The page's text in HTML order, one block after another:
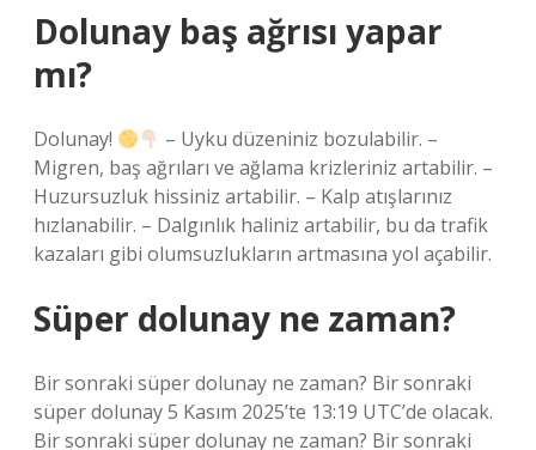
Dolunay baş ağrısı yapar
mı?
Dolunay!
– Uyku düzeniniz bozulabilir. –
Migren, baş ağrıları ve ağlama krizleriniz artabilir. –
Huzursuzluk hissiniz artabilir. – Kalp atışlarınız
hızlanabilir. – Dalgınlık haliniz artabilir, bu da trafik
kazaları gibi olumsuzlukların artmasına yol açabilir.
Süper dolunay ne zaman?
Bir sonraki süper dolunay ne zaman? Bir sonraki
süper dolunay 5 Kasım 2025’te 13:19 UTC’de olacak.
Bir sonraki süper dolunay ne zaman? Bir sonraki